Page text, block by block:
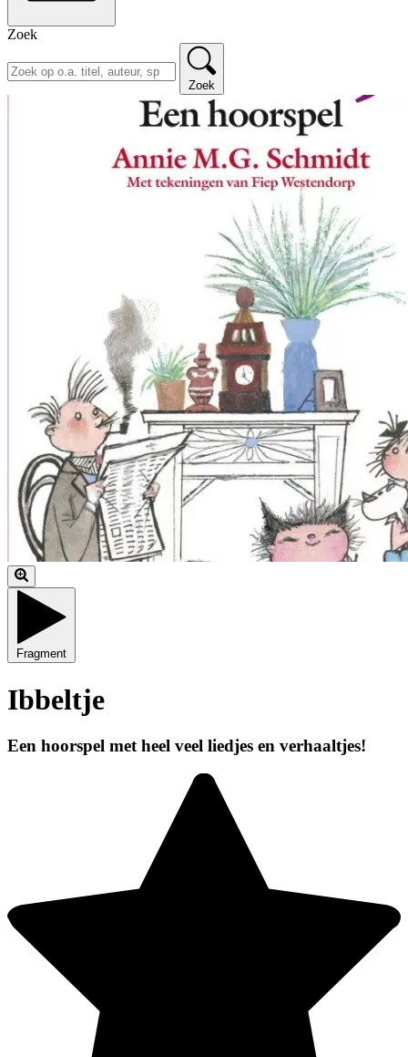
Zoek
Zoek
Fragment
Ibbeltje
Een hoorspel met heel veel liedjes en verhaaltjes!